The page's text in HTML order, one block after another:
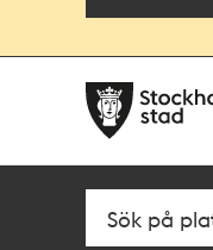
navigationen
huvudinnehållet
Fritextsök